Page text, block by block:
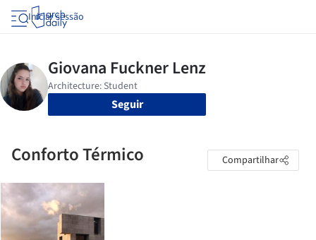
Iniciar sessão
Seguir
Conforto Térmico Compartilhar